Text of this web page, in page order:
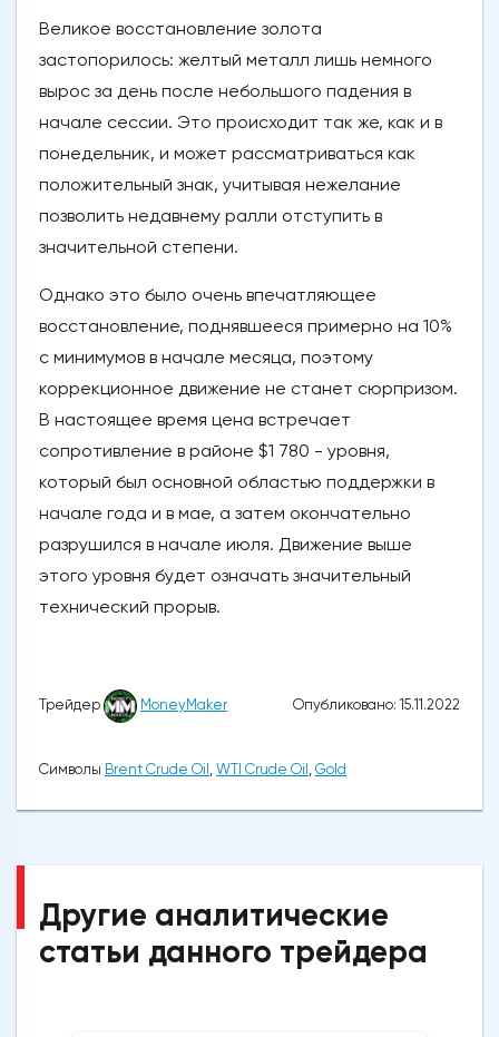
Великое восстановление золота
застопорилось: желтый металл лишь немного
вырос за день после небольшого падения в
начале сессии. Это происходит так же, как и в
понедельник, и может рассматриваться как
положительный знак, учитывая нежелание
позволить недавнему ралли отступить в
значительной степени.
Однако это было очень впечатляющее
восстановление, поднявшееся примерно на 10%
с минимумов в начале месяца, поэтому
коррекционное движение не станет сюрпризом.
В настоящее время цена встречает
сопротивление в районе $1 780 - уровня,
который был основной областью поддержки в
начале года и в мае, а затем окончательно
разрушился в начале июля. Движение выше
этого уровня будет означать значительный
технический прорыв.
Трейдер MoneyMaker Опубликовано: 15.11.2022
Символы Brent Crude Oil , WTI Crude Oil , Gold
Другие аналитические
статьи данного трейдера